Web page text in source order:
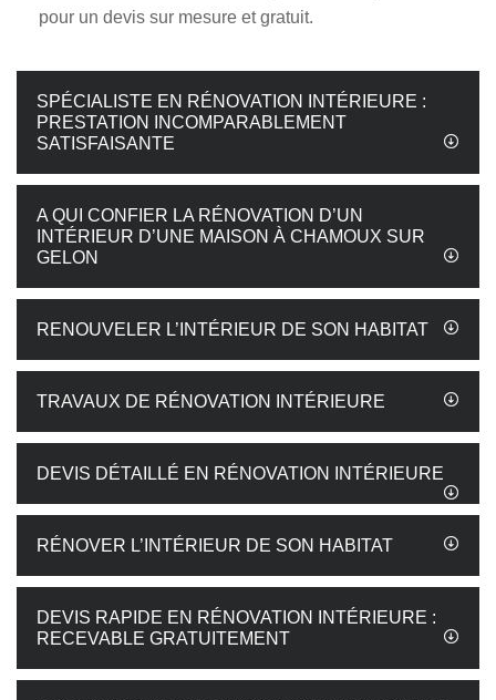
pour un devis sur mesure et gratuit.
SPÉCIALISTE EN RÉNOVATION INTÉRIEURE :
PRESTATION INCOMPARABLEMENT
SATISFAISANTE
A QUI CONFIER LA RÉNOVATION D’UN
INTÉRIEUR D’UNE MAISON À CHAMOUX SUR
GELON
RENOUVELER L’INTÉRIEUR DE SON HABITAT
TRAVAUX DE RÉNOVATION INTÉRIEURE
DEVIS DÉTAILLÉ EN RÉNOVATION INTÉRIEURE
RÉNOVER L’INTÉRIEUR DE SON HABITAT
DEVIS RAPIDE EN RÉNOVATION INTÉRIEURE :
RECEVABLE GRATUITEMENT